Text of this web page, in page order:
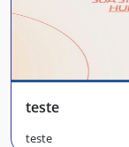
teste
teste